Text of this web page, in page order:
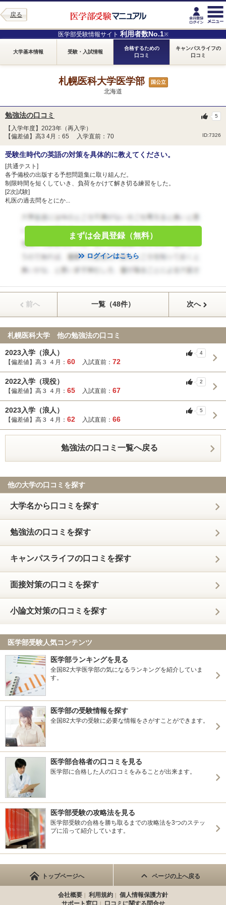
戻る
医学部受験情報サイト 利用者数No.1※
大学基本情報 受験・入試情報
合格するための
口コミ
キャンパスライフの
口コミ
札幌医科大学医学部 国公立
北海道
勉強法の口コミ
【入学年度】2023年（再入学）
【偏差値】高3 4月：65 入学直前：70
ID:7326
5
受験生時代の英語の対策を具体的に教えてください。
[共通テスト]
各予備校の出版する予想問題集に取り組んだ。
制限時間を短くしていき、負荷をかけて解き切る練習をした。
[2次試験]
札医の過去問をとにか...
まずは会員登録（無料）
ログインはこちら
前へ 一覧（48件） 次へ
札幌医科大学 他の勉強法の口コミ
2023入学（浪人）
【偏差値】高３ ４月： 60 入試直前： 72
4
2022入学（現役）
【偏差値】高３ ４月： 65 入試直前： 67
2
2023入学（浪人）
【偏差値】高３ ４月： 62 入試直前： 66
5
勉強法の口コミ一覧へ戻る
他の大学の口コミを探す
大学名から口コミを探す
勉強法の口コミを探す
キャンパスライフの口コミを探す
面接対策の口コミを探す
小論文対策の口コミを探す
医学部受験人気コンテンツ
医学部ランキングを見る
全国82大学医学部の気になるランキングを紹介していま
す。
医学部の受験情報を探す
全国82大学の受験に必要な情報をさがすことができます。
医学部合格者の口コミを見る
医学部に合格した人の口コミをみることが出来ます。
医学部受験の攻略法を見る
医学部受験の合格を勝ち取るまでの攻略法を3つのステッ
プに沿って紹介しています。
トップページへ ページの上へ戻る
会社概要 利用規約
個人情報保護方針
サポート窓口
口コミに関する問合せ